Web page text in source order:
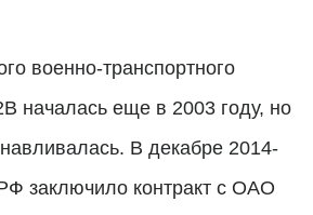
военно-транспортного
началась еще в 2003 году, но
В декабре 2014-
заключило контракт с ОАО